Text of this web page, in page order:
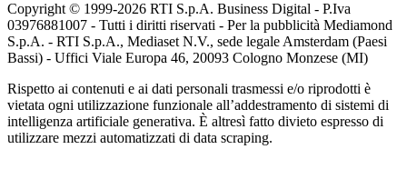
Copyright © 1999-2026 RTI S.p.A. Business Digital - P.Iva
03976881007 - Tutti i diritti riservati - Per la pubblicità Mediamond
S.p.A. - RTI S.p.A., Mediaset N.V., sede legale Amsterdam (Paesi
Bassi) - Uffici Viale Europa 46, 20093 Cologno Monzese (MI)
Rispetto ai contenuti e ai dati personali trasmessi e/o riprodotti è
vietata ogni utilizzazione funzionale all’addestramento di sistemi di
intelligenza artificiale generativa. È altresì fatto divieto espresso di
utilizzare mezzi automatizzati di data scraping.